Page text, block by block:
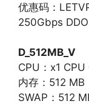
优惠码：
250Gbps
D_512MB_V
CPU：x1
内存：512 MB
SWAP：512